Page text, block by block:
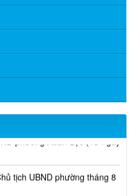
phường Xuân Lộc (Từ ngày
tịch UBND phường tháng 8